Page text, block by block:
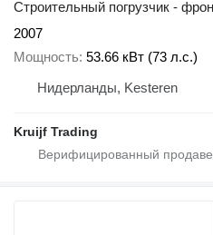
Строительный погрузчик -
2007
Мощность 53.66 кВт (73 л.с.)
Нидерланды, Kesteren
Kruijf Trading